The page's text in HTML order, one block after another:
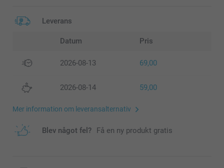
Leverans
Datum Pris
2026-08-13 69,00
2026-08-14 59,00
Mer information om leveransalternativ
Blev något fel? Få en ny produkt gratis